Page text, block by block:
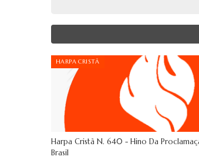
HARPA CRISTÃ
Harpa Cristã N. 640 - Hino Da
Brasil